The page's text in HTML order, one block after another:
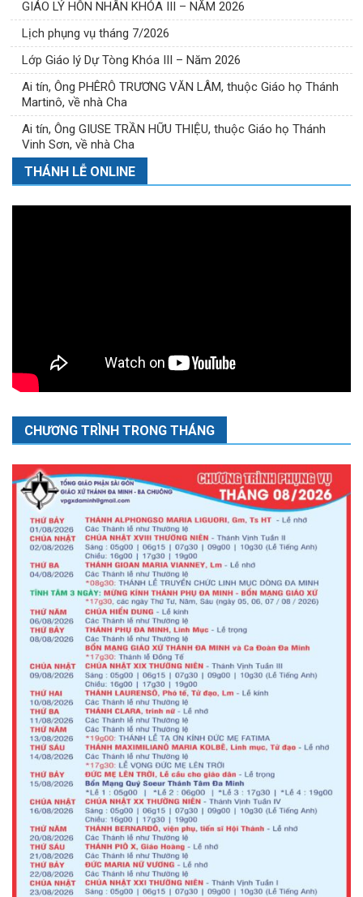
GIÁO LÝ HÔN NHÂN KHÓA III – NĂM 2026
Lịch phụng vụ tháng 7/2026
Lớp Giáo lý Dự Tòng Khóa III – Năm 2026
Ai tín, Ông PHÊRÔ TRƯƠNG VĂN LÂM, thuộc Giáo họ Thánh
Martinô, về nhà Cha
Ai tín, Ông GIUSE TRẦN HỮU THIỆU, thuộc Giáo họ Thánh
Vinh Sơn, về nhà Cha
THÁNH LỄ ONLINE
CHƯƠNG TRÌNH TRONG THÁNG